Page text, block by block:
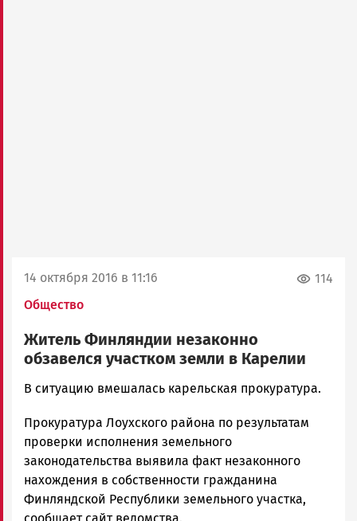
14 октября 2016 в 11:16
Общество
114
Житель Финляндии незаконно
обзавелся участком земли в Карелии
Корректор
Петрозаводска
и
Карелии
|
Петрозаводск
ГОВОРИТ
В ситуацию вмешалась карельская прокуратура.
Прокуратура Лоухского района по результатам
проверки исполнения земельного
законодательства выявила факт незаконного
нахождения в собственности гражданина
Финляндской Республики земельного участка,